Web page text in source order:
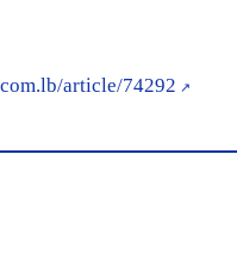
article/74292